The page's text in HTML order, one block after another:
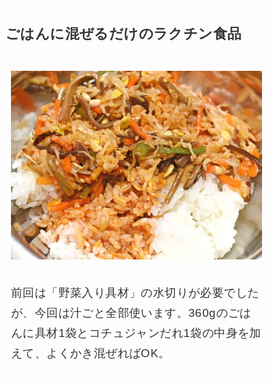
ごはんに混ぜるだけのラクチン食品
前回は「野菜入り具材」の水切りが必要でした
が、今回は汁ごと全部使います。360gのごは
んに具材1袋とコチュジャンだれ1袋の中身を加
えて、よくかき混ぜればOK。